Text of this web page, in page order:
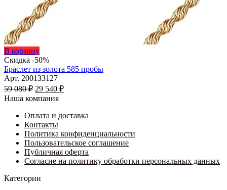
В корзинуЭтот
товар
имеет
несколько
вариаций.
Опции
выбрать
на
странице
товара.
Скидка -50%
Браслет из золота 585 пробы
Арт. 200133127
59 080₽ Первоначальная
цена
59
080 ₽.
29 540 ₽Текущая
540 ₽.
Наша компания
Оплата и доставка
Контакты
Политика конфиденциальности
Пользовательское соглашение
Публичная оферта
Согласие на политику обработки персональных данных
Категории